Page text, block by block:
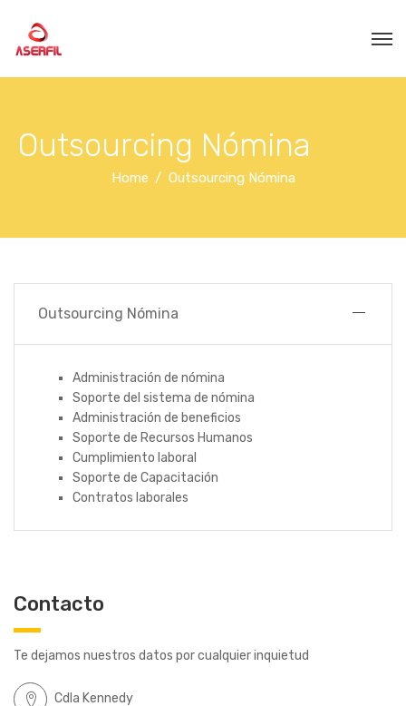
Outsourcing Nómina
Home Outsourcing Nómina
Outsourcing Nómina
Administración de nómina
Soporte del sistema de nómina
Administración de beneficios
Soporte de Recursos Humanos
Cumplimiento laboral
Soporte de Capacitación
Contratos laborales
Contacto
Te dejamos nuestros datos por cualquier inquietud
Cdla Kennedy